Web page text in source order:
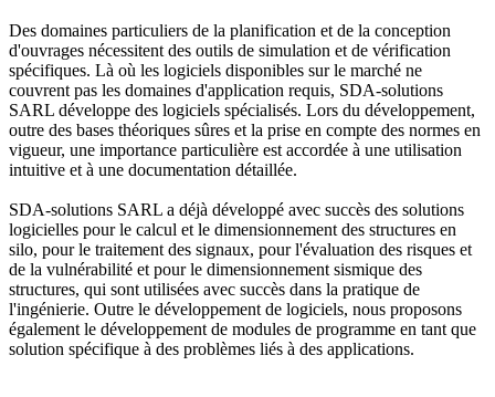
Des domaines particuliers de la planification et de la conception
d'ouvrages nécessitent des outils de simulation et de vérification
spécifiques. Là où les logiciels disponibles sur le marché ne
couvrent pas les domaines d'application requis, SDA-solutions
SARL développe des logiciels spécialisés. Lors du développement,
outre des bases théoriques sûres et la prise en compte des normes en
vigueur, une importance particulière est accordée à une utilisation
intuitive et à une documentation détaillée.
SDA-solutions SARL a déjà développé avec succès des solutions
logicielles pour le calcul et le dimensionnement des structures en
silo, pour le traitement des signaux, pour l'évaluation des risques et
de la vulnérabilité et pour le dimensionnement sismique des
structures, qui sont utilisées avec succès dans la pratique de
l'ingénierie. Outre le développement de logiciels, nous proposons
également le développement de modules de programme en tant que
solution spécifique à des problèmes liés à des applications.